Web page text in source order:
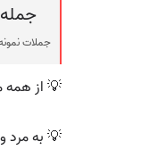
جملات
💡 از همه
💡 به مرد